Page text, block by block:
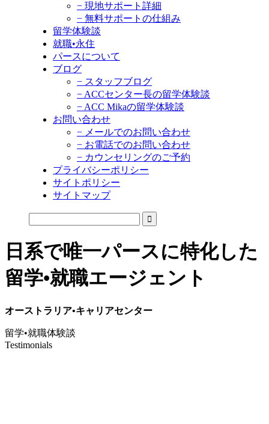
− 現地サポート詳細
− 無料サポートの仕組み
留学体験談
就職•永住
パースについて
ブログ
− スタッフブログ
− ACCセンター長の留学体験談
− ACC Mikaの留学体験談
お問い合わせ
− メールでのお問い合わせ
− お電話でのお問い合わせ
− カウンセリングのご予約
プライバシーポリシー
サイトポリシー
サイトマップ
日系で唯一パースに特化した
留学•就職エージェント
オーストラリア•キャリアセンター
留学•就職体験談
Testimonials